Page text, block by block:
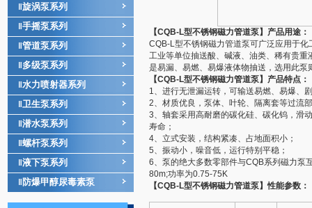
旋涡泵系列
手摇泵系列
管道泵系列
多级泵系列
水力喷射器系列
卫生泵系列
潜水泵系列
螺杆泵系列
液下泵系列
防爆甲醇尿毒素泵
【CQB-L型不锈钢磁力管道泵】产品用途：
CQB-L型不锈钢磁力管道泵可广泛应用于化
工业等单位抽送酸、碱液、油类、稀有贵
是易漏、易燃、易爆液体物抽送，选用此泵
【CQB-L型不锈钢磁力管道泵】产品特点：
1、进行无泄漏运转，可输送易燃、易爆、
2、材质优良，泵体、叶轮、隔离套等过流
3、轴套采用高耐磨的碳化硅、碳化钨，滑
寿命；
4、立式安装，结构紧凑、占地面积小；
5、振动小，噪音低，运行特别平稳；
6、泵的绝大多数零部件与CQB系列 磁力泵
80m;功率为0.75-75K
【CQB-L型不锈钢磁力管道泵】性能参数：